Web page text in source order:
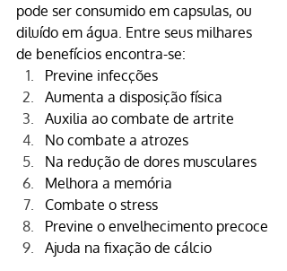
pode ser consumido em capsulas, ou
diluído em água. Entre seus milhares
de benefícios encontra-se:
Previne infecções
Aumenta a disposição física
Auxilia ao combate de artrite
No combate a atrozes
Na redução de dores musculares
Melhora a memória
Combate o stress
Previne o envelhecimento precoce
Ajuda na fixação de cálcio